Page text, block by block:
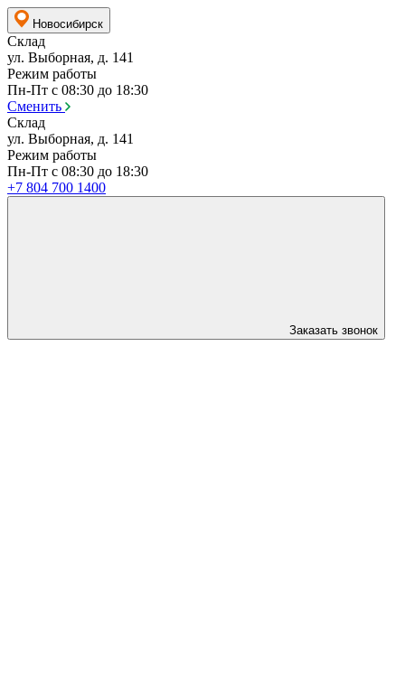
Новосибирск
Склад
ул. Выборная, д. 141
Режим работы
Пн-Пт с 08:30 до 18:30
Сменить
Склад
ул. Выборная, д. 141
Режим работы
Пн-Пт с 08:30 до 18:30
+7 804 700 1400
Заказать звонок